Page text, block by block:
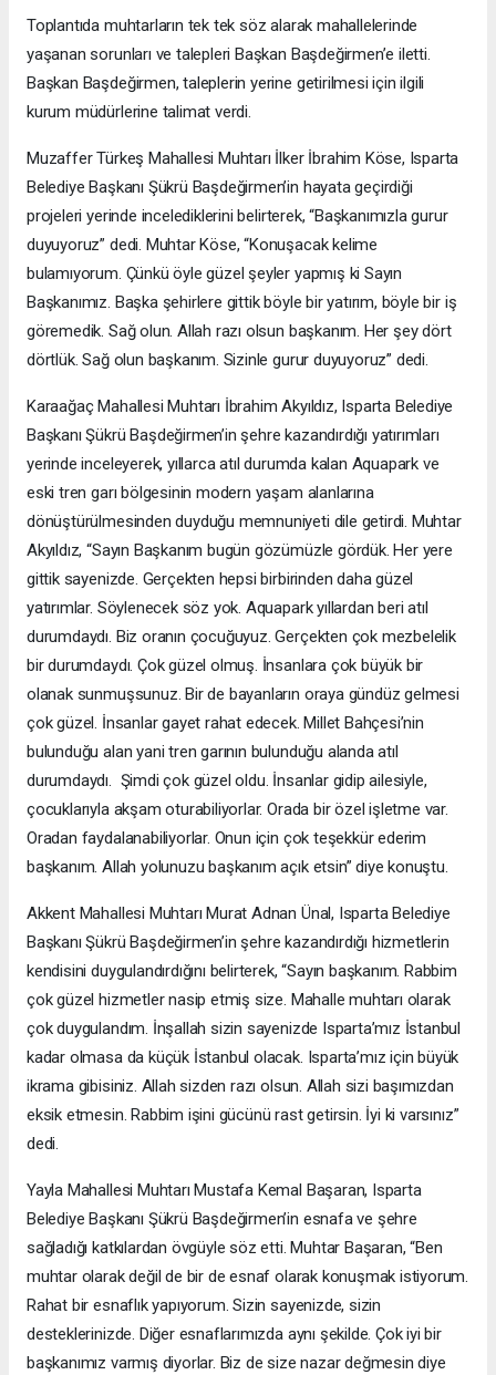
Toplantıda muhtarların tek tek söz alarak mahallelerinde
yaşanan sorunları ve talepleri Başkan Başdeğirmen’e iletti.
Başkan Başdeğirmen, taleplerin yerine getirilmesi için ilgili
kurum müdürlerine talimat verdi.
Muzaffer Türkeş Mahallesi Muhtarı İlker İbrahim Köse, Isparta
Belediye Başkanı Şükrü Başdeğirmen’in hayata geçirdiği
projeleri yerinde incelediklerini belirterek, “Başkanımızla gurur
duyuyoruz” dedi. Muhtar Köse, “Konuşacak kelime
bulamıyorum. Çünkü öyle güzel şeyler yapmış ki Sayın
Başkanımız. Başka şehirlere gittik böyle bir yatırım, böyle bir iş
göremedik. Sağ olun. Allah razı olsun başkanım. Her şey dört
dörtlük. Sağ olun başkanım. Sizinle gurur duyuyoruz” dedi.
Karaağaç Mahallesi Muhtarı İbrahim Akyıldız, Isparta Belediye
Başkanı Şükrü Başdeğirmen’in şehre kazandırdığı yatırımları
yerinde inceleyerek, yıllarca atıl durumda kalan Aquapark ve
eski tren garı bölgesinin modern yaşam alanlarına
dönüştürülmesinden duyduğu memnuniyeti dile getirdi. Muhtar
Akyıldız, “Sayın Başkanım bugün gözümüzle gördük. Her yere
gittik sayenizde. Gerçekten hepsi birbirinden daha güzel
yatırımlar. Söylenecek söz yok. Aquapark yıllardan beri atıl
durumdaydı. Biz oranın çocuğuyuz. Gerçekten çok mezbelelik
bir durumdaydı. Çok güzel olmuş. İnsanlara çok büyük bir
olanak sunmuşsunuz. Bir de bayanların oraya gündüz gelmesi
çok güzel. İnsanlar gayet rahat edecek. Millet Bahçesi’nin
bulunduğu alan yani tren garının bulunduğu alanda atıl
durumdaydı. Şimdi çok güzel oldu. İnsanlar gidip ailesiyle,
çocuklarıyla akşam oturabiliyorlar. Orada bir özel işletme var.
Oradan faydalanabiliyorlar. Onun için çok teşekkür ederim
başkanım. Allah yolunuzu başkanım açık etsin” diye konuştu.
Akkent Mahallesi Muhtarı Murat Adnan Ünal, Isparta Belediye
Başkanı Şükrü Başdeğirmen’in şehre kazandırdığı hizmetlerin
kendisini duygulandırdığını belirterek, “Sayın başkanım. Rabbim
çok güzel hizmetler nasip etmiş size. Mahalle muhtarı olarak
çok duygulandım. İnşallah sizin sayenizde Isparta’mız İstanbul
kadar olmasa da küçük İstanbul olacak. Isparta’mız için büyük
ikrama gibisiniz. Allah sizden razı olsun. Allah sizi başımızdan
eksik etmesin. Rabbim işini gücünü rast getirsin. İyi ki varsınız”
dedi.
Yayla Mahallesi Muhtarı Mustafa Kemal Başaran, Isparta
Belediye Başkanı Şükrü Başdeğirmen’in esnafa ve şehre
sağladığı katkılardan övgüyle söz etti. Muhtar Başaran, “Ben
muhtar olarak değil de bir de esnaf olarak konuşmak istiyorum.
Rahat bir esnaflık yapıyorum. Sizin sayenizde, sizin
desteklerinizde. Diğer esnaflarımızda aynı şekilde. Çok iyi bir
başkanımız varmış diyorlar. Biz de size nazar değmesin diye